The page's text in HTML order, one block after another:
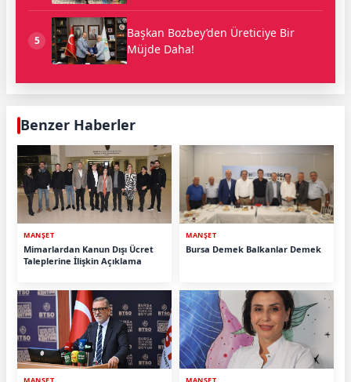
5
Başkan Bozbey’den Üreticiye Bir
Müjde Daha!
Benzer Haberler
MANŞET
Mimarlardan Kanun Dışı Ücret
Taleplerine İlişkin Açıklama
MANŞET
Bursa Demek Balkanlar Demek
MANŞET MANŞET